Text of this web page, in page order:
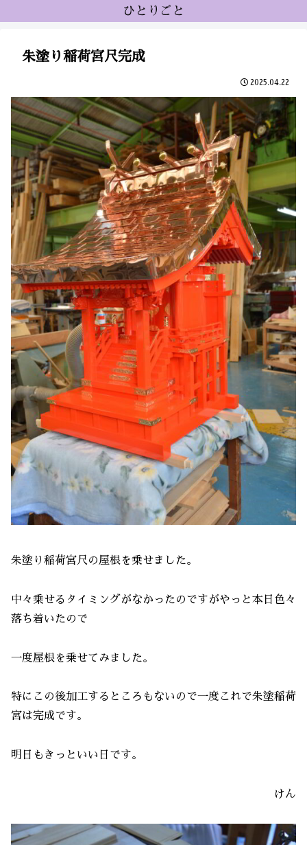
ひとりごと
朱塗り稲荷宮尺完成
2025.04.22
朱塗り稲荷宮尺の屋根を乗せました。
中々乗せるタイミングがなかったのですがやっと本日色々
落ち着いたので
一度屋根を乗せてみました。
特にこの後加工するところもないので一度これで朱塗稲荷
宮は完成です。
明日もきっといい日です。
けん